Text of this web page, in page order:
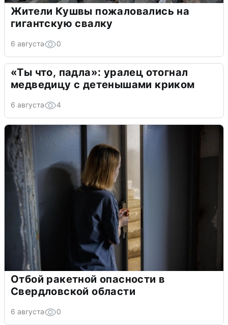
Жители Кушвы пожаловались на
гигантскую свалку
6 августа 0
«Ты что, падла»: уралец отогнал
медведицу с детенышами криком
6 августа 4
Отбой ракетной опасности в
Свердловской области
6 августа 0